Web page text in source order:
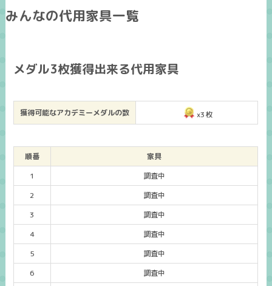
みんなの代用家具一覧
メダル3枚獲得出来る代用家具
獲得可能なアカデミーメダルの数 x3枚
順番
家具
1
調査中
2
調査中
3
調査中
4
調査中
5
調査中
6
調査中